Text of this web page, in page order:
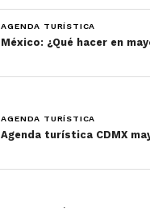
AGENDA TURÍSTICA
México: ¿Qué hacer en
AGENDA TURÍSTICA
Agenda turística CDMX